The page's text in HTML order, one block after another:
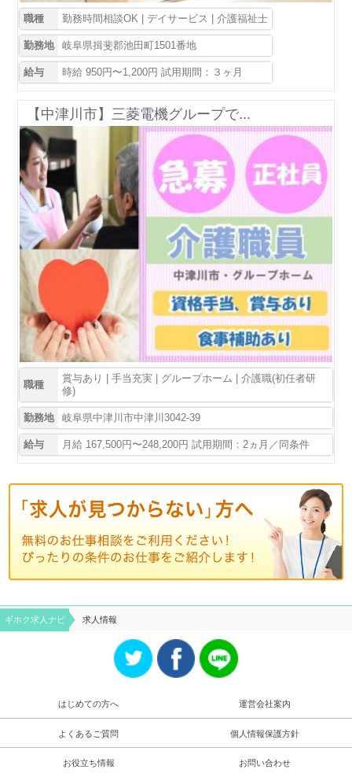
職種 勤務時間相談OK | デイサービス | 介護福祉士
勤務地 岐阜県揖斐郡池田町1501番地
給与 時給 950円〜1,200円 試用期間：３ヶ月
【中津川市】三菱電機グループで...
職種
賞与あり | 手当充実 | グループホーム | 介護職(初任者研
修)
勤務地 岐阜県中津川市中津川3042-39
給与 月給 167,500円〜248,200円 試用期間：2ヵ月／同条件
ギホク求⼈ナビ 求人情報
はじめての方へ 運営会社案内
よくあるご質問 個人情報保護方針
お役立ち情報 お問い合わせ